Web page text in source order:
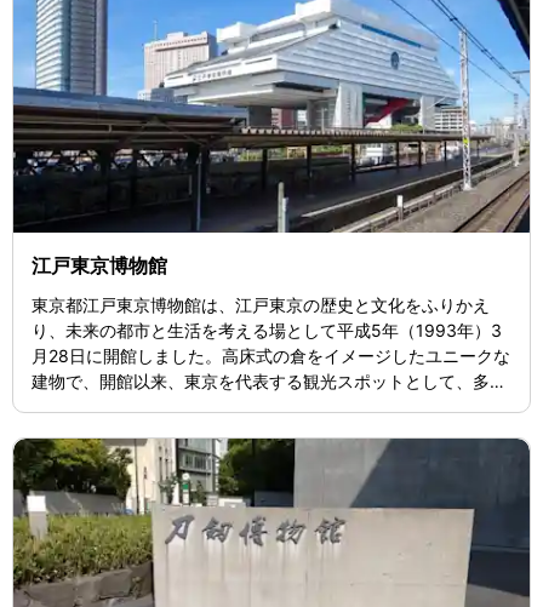
江戸東京博物館
東京都江戸東京博物館は、江戸東京の歴史と文化をふりかえ
り、未来の都市と生活を考える場として平成5年（1993年）3
月28日に開館しました。高床式の倉をイメージしたユニークな
建物で、開館以来、東京を代表する観光スポットとして、多く
化を実物資料や復元模型等を用いて紹介しています。さらに、
1階展示室で開催される年5～6回の特別展に加えて、講座や体
験教室など様々な活動を展開しています。